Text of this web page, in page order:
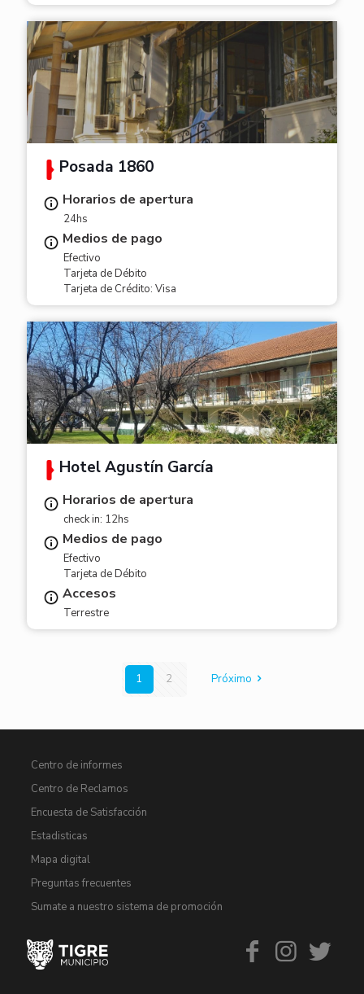
Posada 1860
Horarios de apertura
24hs
Medios de pago
Efectivo
Tarjeta de Débito
Tarjeta de Crédito: Visa
Hotel Agustín García
Horarios de apertura
check in: 12hs
Medios de pago
Efectivo
Tarjeta de Débito
Accesos
Terrestre
1 2 Próximo
Centro de informes
Centro de Reclamos
Encuesta de Satisfacción
Estadisticas
Mapa digital
Preguntas frecuentes
Sumate a nuestro sistema de promoción